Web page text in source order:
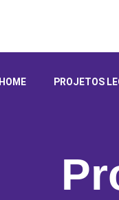
HOME PROJETOS